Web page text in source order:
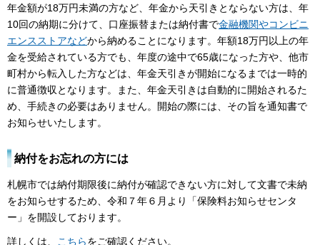
年金額が18万円未満の方など、年金から天引きとならない方は、年
10回の納期に分けて、口座振替または納付書で金融機関やコンビニ
エンスストアなどから納めることになります。年額18万円以上の年
金を受給されている方でも、年度の途中で65歳になった方や、他市
町村から転入した方などは、年金天引きが開始になるまでは一時的
に普通徴収となります。また、年金天引きは自動的に開始されるた
め、手続きの必要はありません。開始の際には、その旨を通知書で
お知らせいたします。
納付をお忘れの方には
札幌市では納付期限後に納付が確認できない方に対して文書で未納
をお知らせするため、令和７年６月より「保険料お知らせセンタ
ー」を開設しております。
詳しくは、 こちらをご確認ください。